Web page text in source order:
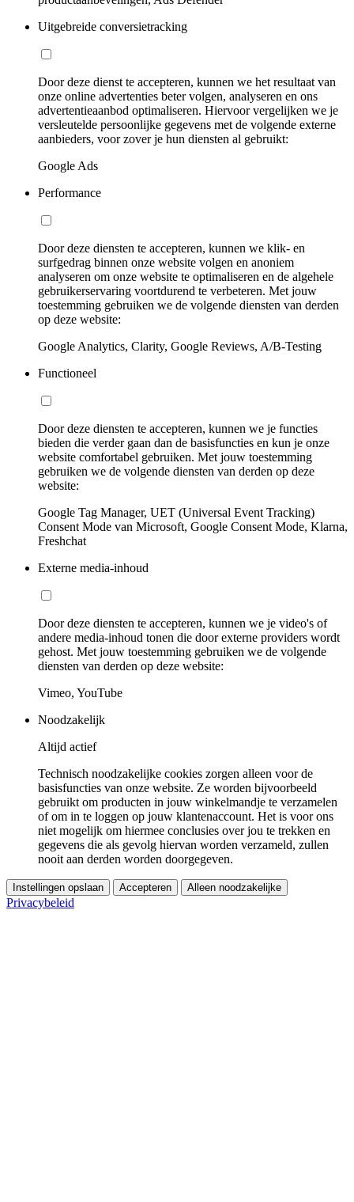
Uitgebreide conversietracking
Door deze dienst te accepteren, kunnen we het resultaat van
onze online advertenties beter volgen, analyseren en ons
advertentieaanbod optimaliseren. Hiervoor vergelijken we je
versleutelde persoonlijke gegevens met de volgende externe
aanbieders, voor zover je hun diensten al gebruikt:
Google Ads
Performance
Door deze diensten te accepteren, kunnen we klik- en
surfgedrag binnen onze website volgen en anoniem
analyseren om onze website te optimaliseren en de algehele
gebruikerservaring voortdurend te verbeteren. Met jouw
toestemming gebruiken we de volgende diensten van derden
op deze website:
Google Analytics, Clarity, Google Reviews, A/B-Testing
Functioneel
Door deze diensten te accepteren, kunnen we je functies
bieden die verder gaan dan de basisfuncties en kun je onze
website comfortabel gebruiken. Met jouw toestemming
gebruiken we de volgende diensten van derden op deze
website:
Google Tag Manager, UET (Universal Event Tracking)
Consent Mode van Microsoft, Google Consent Mode, Klarna,
Freshchat
Externe media-inhoud
Door deze diensten te accepteren, kunnen we je video's of
andere media-inhoud tonen die door externe providers wordt
gehost. Met jouw toestemming gebruiken we de volgende
diensten van derden op deze website:
Vimeo, YouTube
Noodzakelijk
Altijd actief
Technisch noodzakelijke cookies zorgen alleen voor de
basisfuncties van onze website. Ze worden bijvoorbeeld
gebruikt om producten in jouw winkelmandje te verzamelen
of om in te loggen op jouw klantenaccount. Het is voor ons
niet mogelijk om hiermee conclusies over jou te trekken en
gegevens die als gevolg hiervan worden verzameld, zullen
nooit aan derden worden doorgegeven.
Instellingen opslaan Accepteren Alleen noodzakelijke
Privacybeleid